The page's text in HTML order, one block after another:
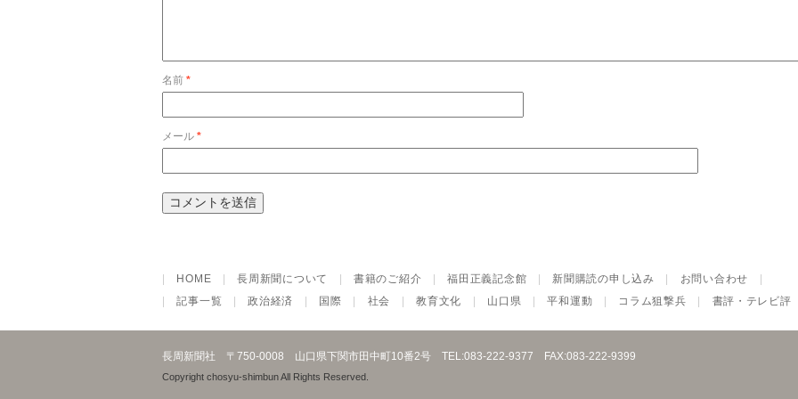
名前 *
メール *
HOME |長周新聞について |書籍のご紹介 |福田正義記念館 新聞購読の申し込み お問い合わせ
|記事一覧 |政治経済 国際 社会 |教育文化 山口県 |平和運動 コラム狙撃兵 書評・テレビ評
長周新聞社 〒750-0008 山口県下関市田中町10番2号 TEL:083-222-9377 FAX:083-222-9399
Copyright chosyu-shimbun All Rights Reserved.